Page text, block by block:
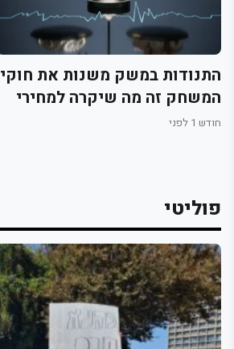
התנודות במשק משנות את חוקי
המשחק זה מה שיקרה למחירי
הדירות בחודשים הקרובים
חודש 1 לפני
פוליטי